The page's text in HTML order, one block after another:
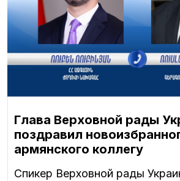
Глава Верховной рады
поздравил
армянского коллегу
Спикер Верховной рады